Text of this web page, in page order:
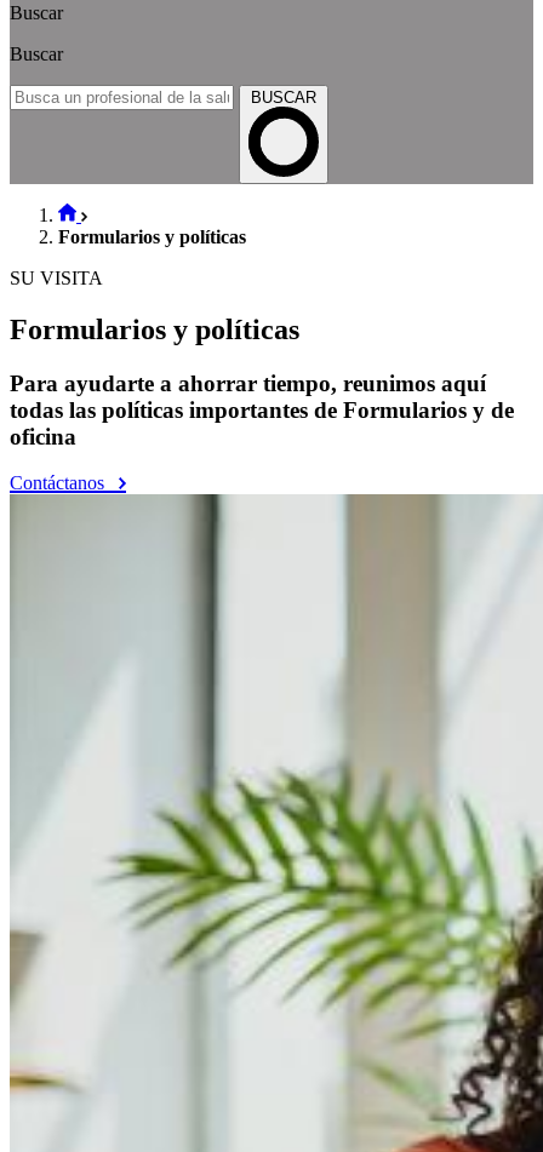
Buscar
Buscar
BUSCAR
Formularios y políticas
SU VISITA
Formularios y políticas
Para ayudarte a ahorrar tiempo, reunimos aquí
todas las políticas importantes de Formularios y de
oficina
Contáctanos